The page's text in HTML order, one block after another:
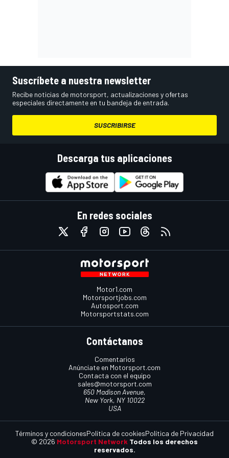
Suscríbete a nuestra newsletter
Recibe noticias de motorsport, actualizaciones y ofertas
especiales directamente en tu bandeja de entrada.
SUSCRIBIRSE
Descarga tus aplicaciones
En redes sociales
Motor1.com
Motorsportjobs.com
Autosport.com
Motorsportstats.com
Contáctanos
Comentarios
Anúnciate en Motorsport.com
Contacta con el equipo
sales@motorsport.com
650 Madison Avenue,
New York, NY 10022
USA
© 2026 Motorsport Network Todos los derechos
reservados.
Términos y condicionesPolítica de cookiesPolítica de Privacidad